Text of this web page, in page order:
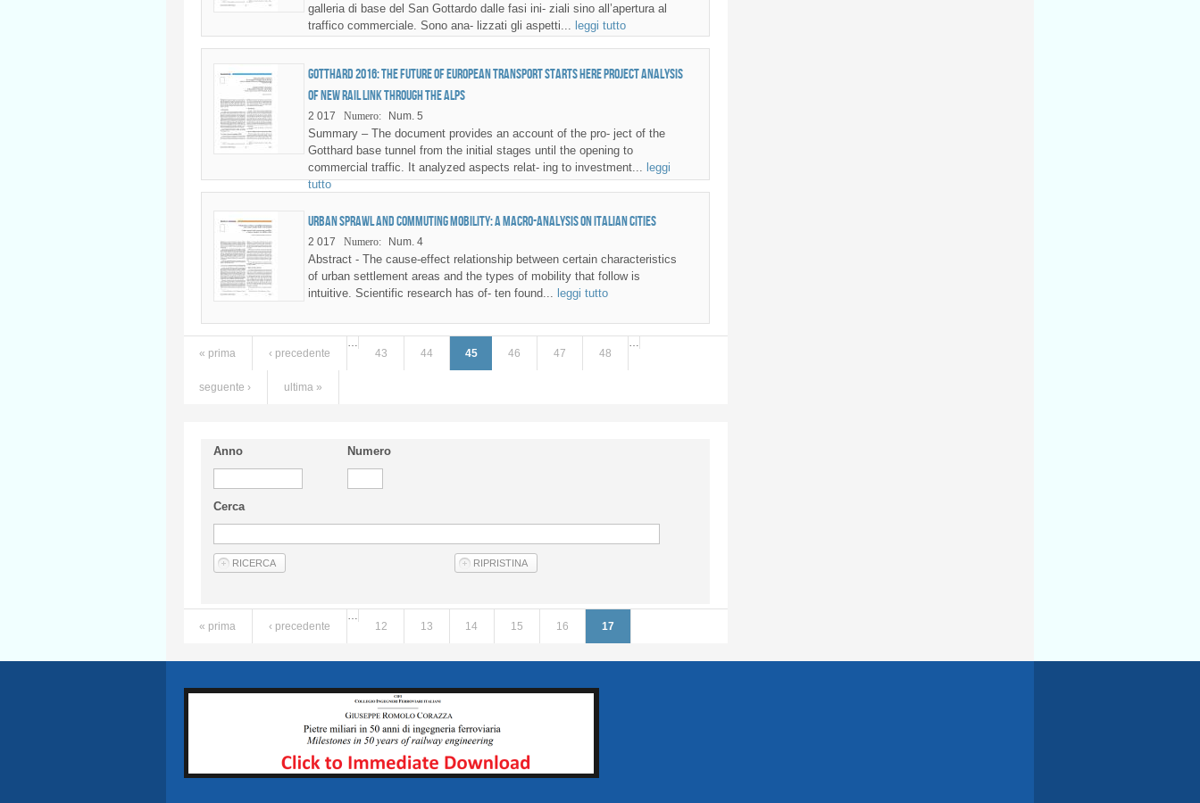
galleria di base del San Gottardo dalle fasi ini- ziali sino all’apertura al
traffico commerciale. Sono ana- lizzati gli aspetti... leggi tutto
Gotthard 2016: the future of European transport starts here Project analysis
of new rail link through the Alps
2 017 Numero: Num. 5
Summary – The document provides an account of the pro- ject of the
Gotthard base tunnel from the initial stages until the opening to
commercial traffic. It analyzed aspects relat- ing to investment...
leggi
tutto
Urban sprawl and commuting mobility: a macro-analysis on Italian cities
2 017 Numero: Num. 4
Abstract - The cause-effect relationship between certain characteristics
of urban settlement areas and the types of mobility that follow is
intuitive. Scientific research has of- ten found...
leggi tutto
Pagine
« prima ‹ precedente
…
43
44 45 46 47 48
…
seguente › ultima »
Anno Numero
Cerca
Pagine
« prima ‹ precedente
…
12
13 14 15 16 17